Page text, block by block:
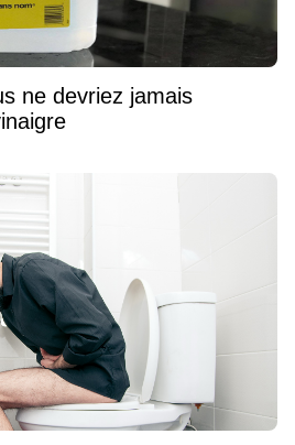
ne devriez jamais